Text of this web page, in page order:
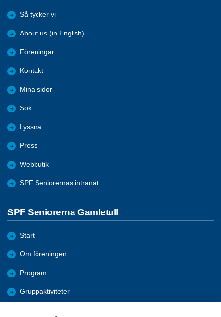
Så tycker vi
About us (in English)
Föreningar
Kontakt
Mina sidor
Sök
Lyssna
Press
Webbutik
SPF Seniorernas intranät
SPF Seniorerna Gamletull
Start
Om föreningen
Program
Gruppaktiviteter